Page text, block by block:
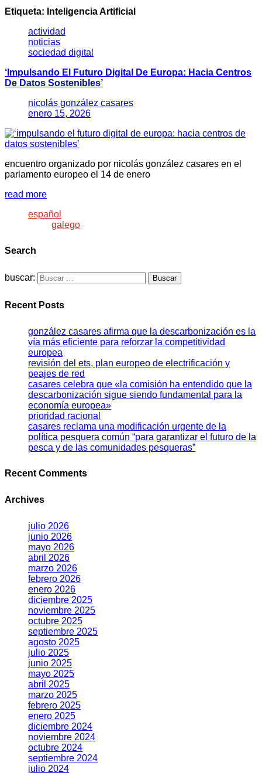
Etiqueta: Inteligencia Artificial
actividad
noticias
sociedad digital
‘Impulsando El Futuro Digital De Europa: Hacia Centros
De Datos Sostenibles’
nicolás gonzález casares
enero 15, 2026
encuentro organizado por nicolás gonzález casares en el
parlamento europeo el 14 de enero
read more
español
galego
Search
buscar:
Recent Posts
gonzález casares afirma que la descarbonización es la
vía más eficiente para reforzar la competitividad
europea
revisión del ets, plan europeo de electrificación y
peajes de red
casares celebra que «la comisión ha entendido que la
descarbonización sigue siendo fundamental para la
economía europea»
prioridad racional
casares reclama una modificación urgente de la
política pesquera común “para garantizar el futuro de la
pesca y de las comunidades pesqueras”
Recent Comments
Archives
julio 2026
junio 2026
mayo 2026
abril 2026
marzo 2026
febrero 2026
enero 2026
diciembre 2025
noviembre 2025
octubre 2025
septiembre 2025
agosto 2025
julio 2025
junio 2025
mayo 2025
abril 2025
marzo 2025
febrero 2025
enero 2025
diciembre 2024
noviembre 2024
octubre 2024
septiembre 2024
julio 2024